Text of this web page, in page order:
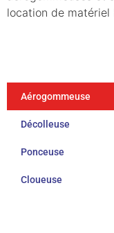
location de matériel
Aérogommeuse
Décolleuse
Ponceuse
Cloueuse